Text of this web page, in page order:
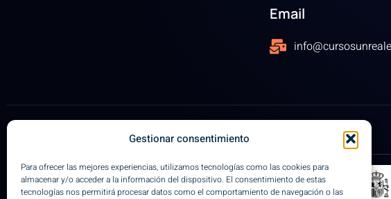
Gestionar consentimiento
Para ofrecer las mejores experiencias, utilizamos tecnologías como las cookies para
almacenar y/o acceder a la información del dispositivo. El consentimiento de estas
tecnologías nos permitirá procesar datos como el comportamiento de navegación o las
Email